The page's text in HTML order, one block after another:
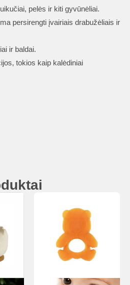
pelės ir kiti gyvūnėliai.
persirengti įvairiais drabužėliais ir
ir baldai.
tokios kaip kalėdiniai